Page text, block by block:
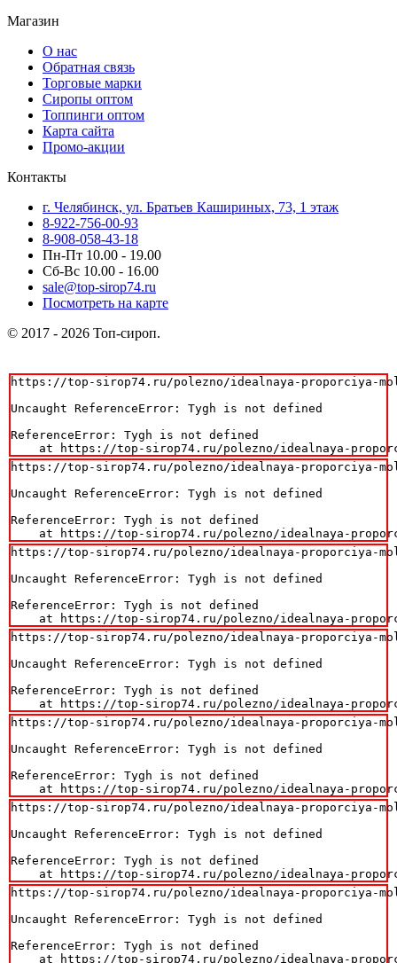
Магазин
О нас
Обратная связь
Торговые марки
Сиропы оптом
Топпинги оптом
Карта сайта
Промо-акции
Контакты
г. Челябинск, ул. Братьев Кашириных, 73, 1 этаж
8-922-756-00-93
8-908-058-43-18
Пн-Пт 10.00 - 19.00
Сб-Вс 10.00 - 16.00
sale@top-sirop74.ru
Посмотреть на карте
© 2017 - 2026 Топ-сироп.
https://top-sirop74.ru/polezno/idealnaya-proporciya-
Uncaught ReferenceError: Tygh is not defined
ReferenceError: Tygh is not defined
at https://top-sirop74.ru/polezno/idealnaya-
https://top-sirop74.ru/polezno/idealnaya-proporciya-
Uncaught ReferenceError: Tygh is not defined
ReferenceError: Tygh is not defined
at https://top-sirop74.ru/polezno/idealnaya-
https://top-sirop74.ru/polezno/idealnaya-proporciya-
Uncaught ReferenceError: Tygh is not defined
ReferenceError: Tygh is not defined
at https://top-sirop74.ru/polezno/idealnaya-
https://top-sirop74.ru/polezno/idealnaya-proporciya-
Uncaught ReferenceError: Tygh is not defined
ReferenceError: Tygh is not defined
at https://top-sirop74.ru/polezno/idealnaya-
https://top-sirop74.ru/polezno/idealnaya-proporciya-
Uncaught ReferenceError: Tygh is not defined
ReferenceError: Tygh is not defined
at https://top-sirop74.ru/polezno/idealnaya-
https://top-sirop74.ru/polezno/idealnaya-proporciya-
Uncaught ReferenceError: Tygh is not defined
ReferenceError: Tygh is not defined
at https://top-sirop74.ru/polezno/idealnaya-
https://top-sirop74.ru/polezno/idealnaya-proporciya-
Uncaught ReferenceError: Tygh is not defined
ReferenceError: Tygh is not defined
at https://top-sirop74.ru/polezno/idealnaya-